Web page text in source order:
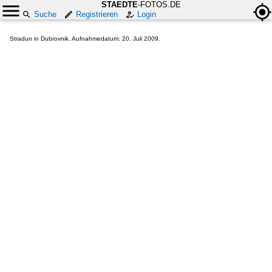
STAEDTE-FOTOS.DE
Suche
Registrieren Login
Stradun in Dubrovnik. Aufnahmedatum: 20. Juli 2009.